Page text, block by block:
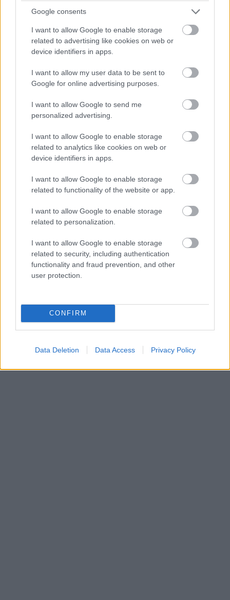
Google consents
I want to allow Google to enable storage
related to advertising like cookies on web or
device identifiers in apps.
I want to allow my user data to be sent to
Google for online advertising purposes.
I want to allow Google to send me
personalized advertising.
I want to allow Google to enable storage
related to analytics like cookies on web or
device identifiers in apps.
I want to allow Google to enable storage
related to functionality of the website or app.
I want to allow Google to enable storage
related to personalization.
I want to allow Google to enable storage
related to security, including authentication
functionality and fraud prevention, and other
user protection.
CONFIRM
Data Deletion Data Access Privacy Policy
Η κάποτε ισχυρή αυτοκινητοβιομηχανία της
για να διορθωθεί;
τους
PODCASTS
«Εγώ είμαι η ανάπηρη, αυτοί είναι οι μ***ες» –
Η Maria Rolls χωρίς φίλτρο